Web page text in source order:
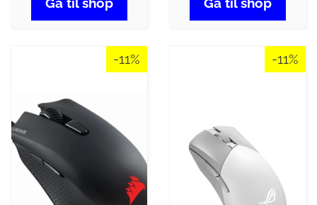
Gå til shop Gå til shop
-11% -11%